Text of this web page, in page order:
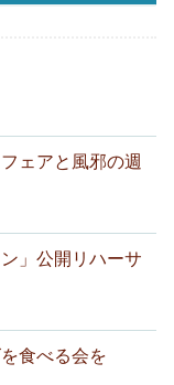
ェアと風邪の週
」公開リハーサ
食べる会を